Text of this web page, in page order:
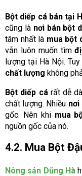
Bột diếp cá bán tại
cũng là nơi bán bột
tâm nhất là mua bột
vẫn luôn muốn tìm
lượng tại Hà Nội.
chất lượng không
Bột diếp cárất dễ
chất lượng. Nhiều nơi
gốc. Nên khi mua
nguồn gốc của nó.
4.2. Mua Bột
Nông sản Dũng Hà